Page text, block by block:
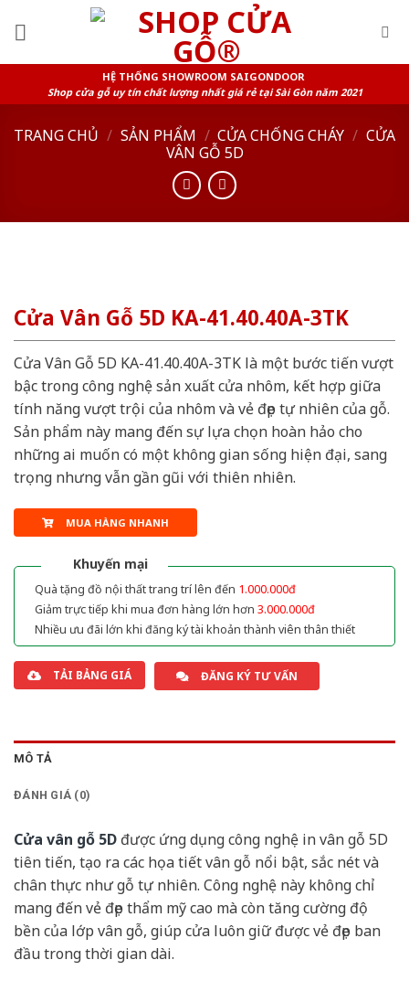
HỆ THỐNG SHOWROOM SAIGONDOOR
Shop cửa gỗ uy tín chất lượng nhất giá rẻ tại Sài Gòn năm 2021
TRANG CHỦ / SẢN PHẨM / CỬA CHỐNG CHÁY / CỬA
VÂN GỖ 5D
Cửa Vân Gỗ 5D KA-41.40.40A-3TK
Cửa Vân Gỗ 5D KA-41.40.40A-3TK là một bước tiến vượt
bậc trong công nghệ sản xuất cửa nhôm, kết hợp giữa
tính năng vượt trội của nhôm và vẻ đẹp tự nhiên của gỗ.
Sản phẩm này mang đến sự lựa chọn hoàn hảo cho
những ai muốn có một không gian sống hiện đại, sang
trọng nhưng vẫn gần gũi với thiên nhiên.
MUA HÀNG NHANH
Khuyến mại
Quà tặng đồ nội thất trang trí lên đến 1.000.000đ
Giảm trực tiếp khi mua đơn hàng lớn hơn 3.000.000đ
Nhiều ưu đãi lớn khi đăng ký tài khoản thành viên thân thiết
TẢI BẢNG GIÁ ĐĂNG KÝ TƯ VẤN
MÔ TẢ
ĐÁNH GIÁ (0)
Cửa vân gỗ 5D được ứng dụng công nghệ in vân gỗ 5D
tiên tiến, tạo ra các họa tiết vân gỗ nổi bật, sắc nét và
chân thực như gỗ tự nhiên. Công nghệ này không chỉ
mang đến vẻ đẹp thẩm mỹ cao mà còn tăng cường độ
bền của lớp vân gỗ, giúp cửa luôn giữ được vẻ đẹp ban
đầu trong thời gian dài.